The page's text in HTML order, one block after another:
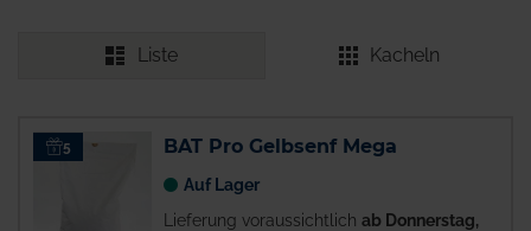
Liste Kacheln
5 BAT Pro Gelbsenf Mega
Auf Lager
Lieferung voraussichtlich ab Donnerstag,